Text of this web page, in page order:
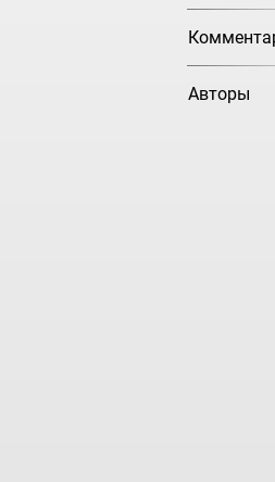
Авторы